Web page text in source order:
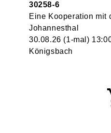
30258-6
Eine Kooperation mit
Johannesthal
30.08.26 (1-mal)
Königsbach